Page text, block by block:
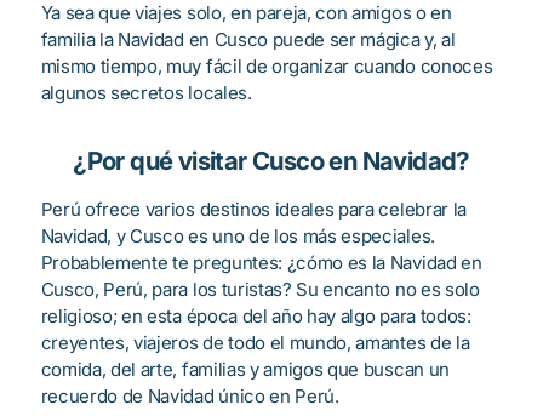
Ya sea que viajes solo, en pareja, con amigos o en
familia la Navidad en Cusco puede ser mágica y, al
mismo tiempo, muy fácil de organizar cuando conoces
algunos secretos locales.
¿Por qué visitar Cusco en Navidad?
Perú ofrece varios destinos ideales para celebrar la
Navidad, y Cusco es uno de los más especiales.
Probablemente te preguntes: ¿cómo es la Navidad en
Cusco, Perú, para los turistas? Su encanto no es solo
religioso; en esta época del año hay algo para todos:
creyentes, viajeros de todo el mundo, amantes de la
comida, del arte, familias y amigos que buscan un
recuerdo de Navidad único en Perú.